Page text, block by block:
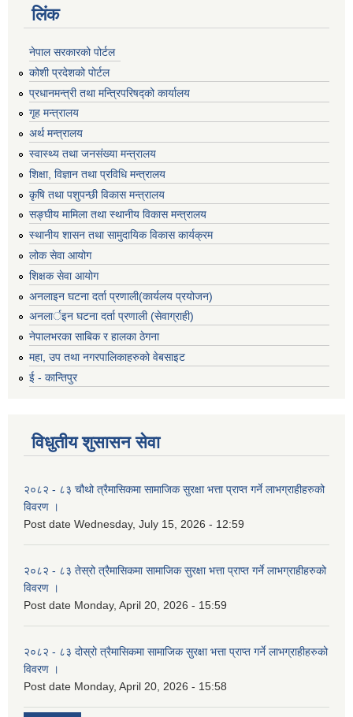
लिंक
नेपाल सरकारको पोर्टल
कोशी प्रदेशको पोर्टल
प्रधानमन्‍त्री तथा मन्‍त्रिपरिषद्को कार्यालय
गृह मन्‍त्रालय
अर्थ मन्त्रालय
स्वास्थ्य तथा जनसंख्या मन्त्रालय
शिक्षा, विज्ञान तथा प्रविधि मन्त्रालय
कृषि तथा पशुपन्छी विकास मन्त्रालय
सङ्घीय मामिला तथा स्थानीय विकास मन्त्रालय
स्थानीय शासन तथा सामुदायिक विकास कार्यक्रम
लोक सेवा आयोग
शिक्षक सेवा आयोग
अनलाइन घटना दर्ता प्रणाली(कार्यलय प्रयोजन)
अनलार्इन घटना दर्ता प्रणाली (सेवाग्राही)
नेपालभरका साबिक र हालका ठेगना
महा, उप तथा नगरपालिकाहरुको वेबसाइट
ई - कान्तिपुर
विधुतीय शुसासन सेवा
२०८२ - ८३ चौथो त्रैमासिकमा सामाजिक सुरक्षा भत्ता प्राप्त गर्ने लाभग्राहीहरुको
विवरण ।
Post date Wednesday, July 15, 2026 - 12:59
२०८२ - ८३ तेस्रो त्रैमासिकमा सामाजिक सुरक्षा भत्ता प्राप्त गर्ने लाभग्राहीहरुको
विवरण ।
Post date Monday, April 20, 2026 - 15:59
२०८२ - ८३ दोस्रो त्रैमासिकमा सामाजिक सुरक्षा भत्ता प्राप्त गर्ने लाभग्राहीहरुको
विवरण ।
Post date Monday, April 20, 2026 - 15:58